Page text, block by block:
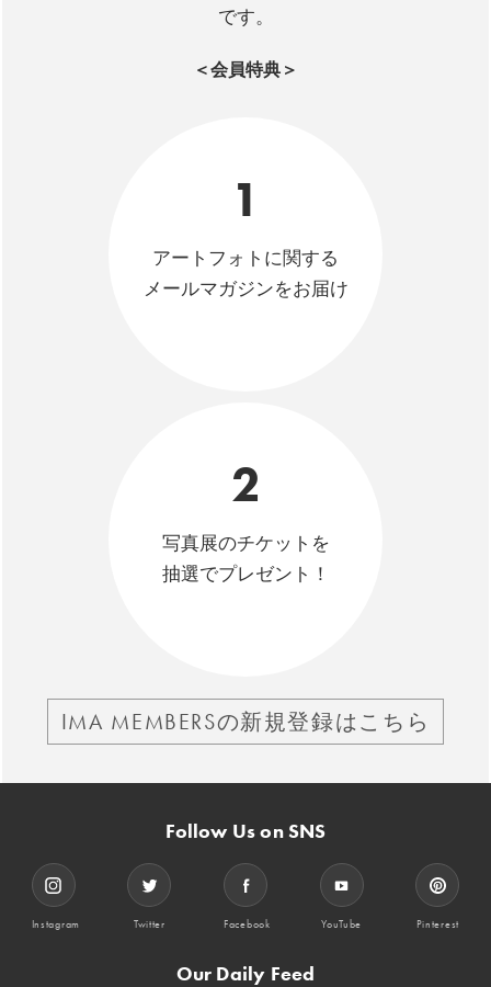
です。
＜会員特典＞
1
アートフォトに関する
メールマガジンをお届け
2
写真展のチケットを
抽選でプレゼント！
IMA MEMBERSの新規登録はこちら
Follow Us on SNS
Instagram Twitter Facebook YouTube Pinterest
Our Daily Feed